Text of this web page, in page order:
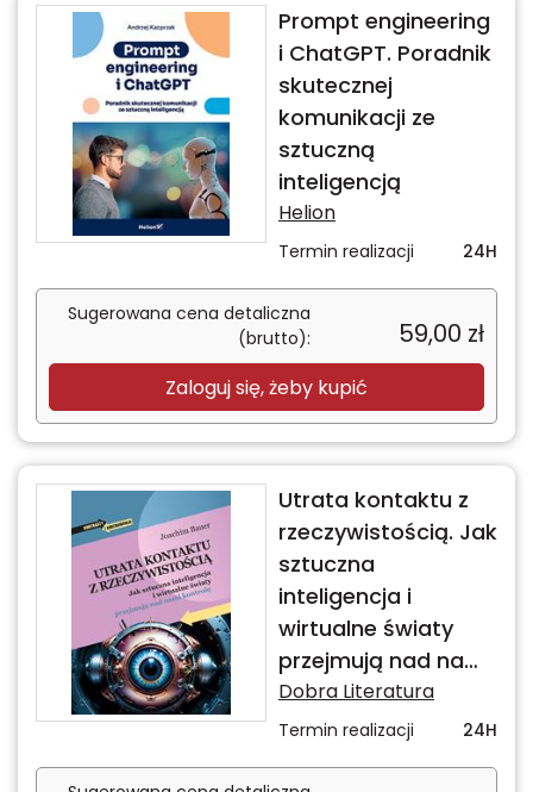
Prompt engineering
i ChatGPT. Poradnik
skutecznej
komunikacji ze
sztuczną
inteligencją
Helion
Termin realizacji 24H
Sugerowana cena detaliczna
(brutto):
59,00 zł
Zaloguj się, żeby kupić
Utrata kontaktu z
rzeczywistością. Jak
sztuczna
inteligencja i
wirtualne światy
przejmują nad nami
kontrolę
Dobra Literatura
Termin realizacji 24H